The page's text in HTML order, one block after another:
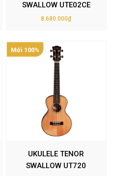
SWALLOW UTE02CE
8.680.000₫
Mới 100%
UKULELE TENOR
SWALLOW UT720